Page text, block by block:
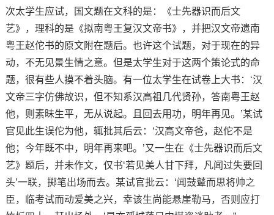
次太学生应试，国文题在文科的是：《士先器识而后文
艺》，理科的是《拟南粤王复汉文帝书》，并把汉文帝遗南
粤王赵佗书的原文附在题后。也许这个试题，对于现在的异
动，不无见景生情之意。但是太学生对于这两个策论式的命
题，很有些人摸不着头脑。有一位太学生在试卷上大书：‘汉
文帝三字仿佛故识，但不知系汉高祖几代贤孙，答南粤王赵
他，则素昧生平，无从说起。且回去用功，明年再见。’某试
官见此生误佗为他，辄批其后云：‘汉高文帝爸，赵佗不是
他；今年既不中，明年再来吧。’又一生在《士先器识而后文
艺》题后，并未作文，仅书‘若见美人甘下拜，凡闻过失要回
头’一联，掷笔出场而去。某试官批云：‘闻鼓鼙而思将帅之
臣，临考试而动爱美之兴，幸该生尚能悬崖勒马，否则应打